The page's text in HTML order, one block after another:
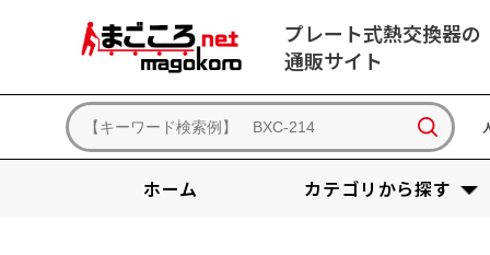
プレート式熱交換器の
通販サイト
ホーム カテゴリから探す